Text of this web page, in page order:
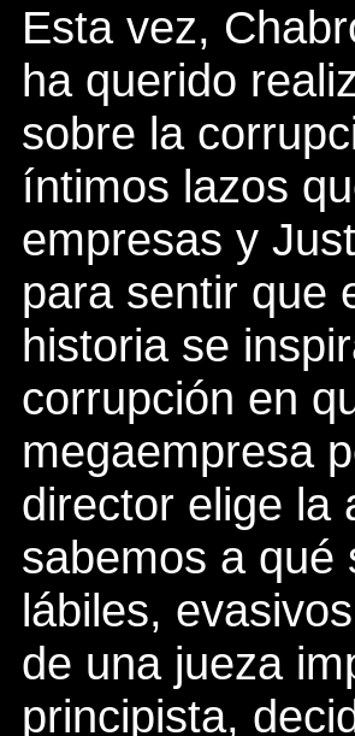
Esta vez,
ha querido
sobre la
íntimos lazos
empresas y
para sentir que
historia se
corrupción en
megaempresa
director elige la
sabemos a qué
lábiles,
de una jueza
principista,